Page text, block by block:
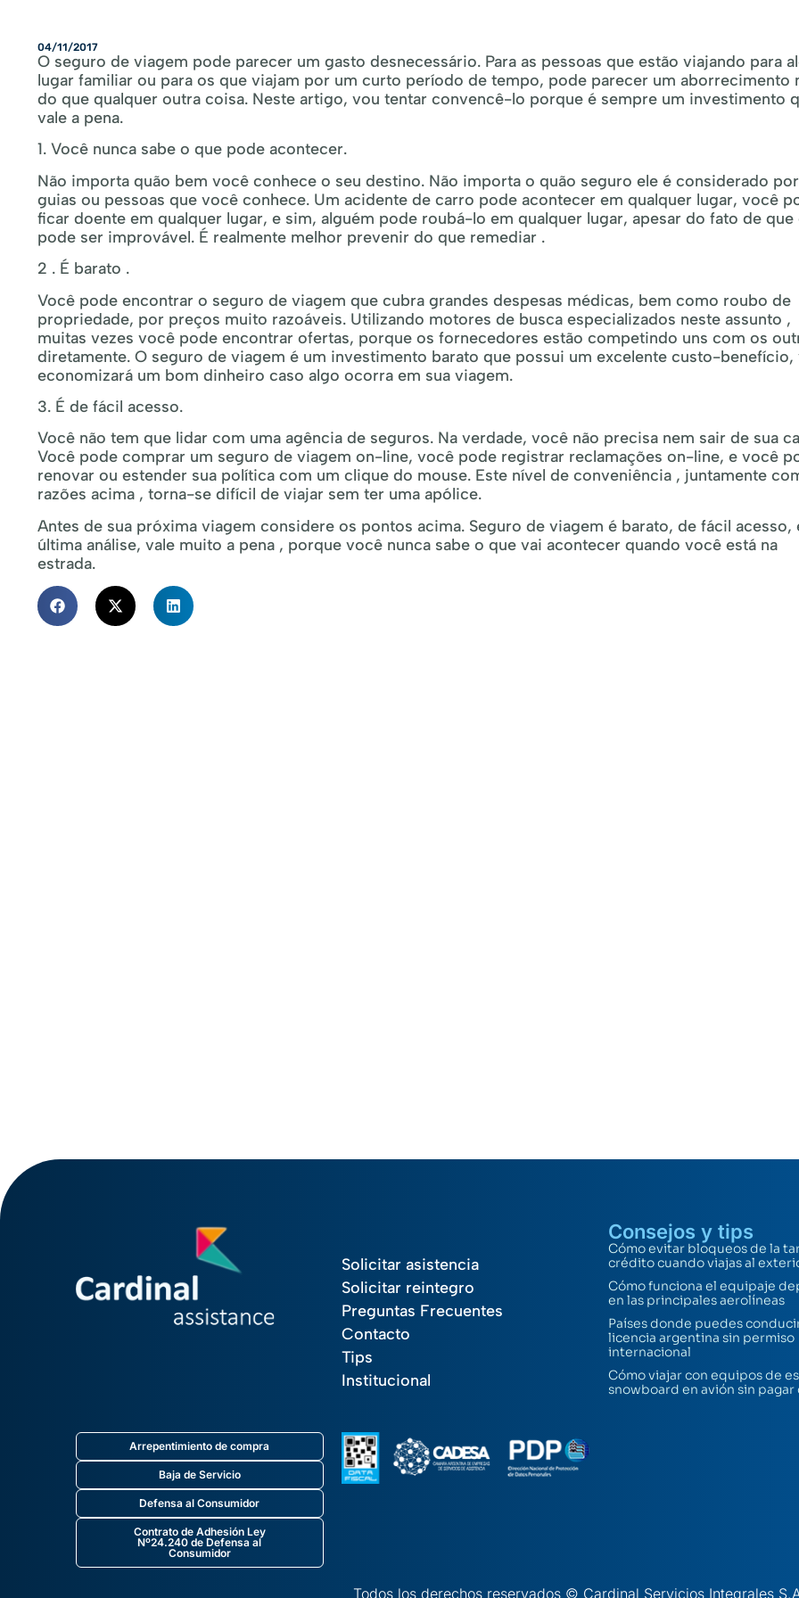
04/11/2017
O seguro de viagem pode parecer um gasto desnecessário. Para as pessoas que estão viajando para
lugar familiar ou para os que viajam por um curto período de tempo, pode parecer um aborrecimento
do que qualquer outra coisa. Neste artigo, vou tentar convencê-lo porque é sempre um investimento
vale a pena.
1. Você nunca sabe o que pode acontecer.
Não importa quão bem você conhece o seu destino. Não importa o quão seguro ele é considerado por
guias ou pessoas que você conhece. Um acidente de carro pode acontecer em qualquer lugar, você
ficar doente em qualquer lugar, e sim, alguém pode roubá-lo em qualquer lugar, apesar do fato de que
pode ser improvável. É realmente melhor prevenir do que remediar .
2 . É barato .
Você pode encontrar o seguro de viagem que cubra grandes despesas médicas, bem como roubo de
propriedade, por preços muito razoáveis. Utilizando motores de busca especializados neste assunto ,
muitas vezes você pode encontrar ofertas, porque os fornecedores estão competindo uns com os
diretamente. O seguro de viagem é um investimento barato que possui um excelente custo-benefício,
economizará um bom dinheiro caso algo ocorra em sua viagem.
3. É de fácil acesso.
Você não tem que lidar com uma agência de seguros. Na verdade, você não precisa nem sair de sua
Você pode comprar um seguro de viagem on-line, você pode registrar reclamações on-line, e você
renovar ou estender sua política com um clique do mouse. Este nível de conveniência , juntamente
razões acima , torna-se difícil de viajar sem ter uma apólice.
Antes de sua próxima viagem considere os pontos acima. Seguro de viagem é barato, de fácil acesso,
última análise, vale muito a pena , porque você nunca sabe o que vai acontecer quando você está na
estrada.
Solicitar asistencia
Solicitar reintegro
Preguntas Frecuentes
Contacto
Tips
Institucional
Consejos y tips
Cómo evitar bloqueos de la
crédito cuando viajas al
Cómo funciona el equipaje
en las principales aerolíneas
Países donde puedes
licencia argentina sin permiso
internacional
Cómo viajar con equipos de
snowboard en avión sin pagar
Arrepentimiento de compra
Baja de Servicio
Defensa al Consumidor
Contrato de Adhesión Ley
Nº24.240 de Defensa al
Consumidor
Todos los derechos reservados © Cardinal Servicios Integrales